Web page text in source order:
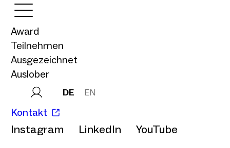
Award
Teilnehmen
Ausgezeichnet
Auslober
DE EN
Kontakt
Instagram LinkedIn YouTube